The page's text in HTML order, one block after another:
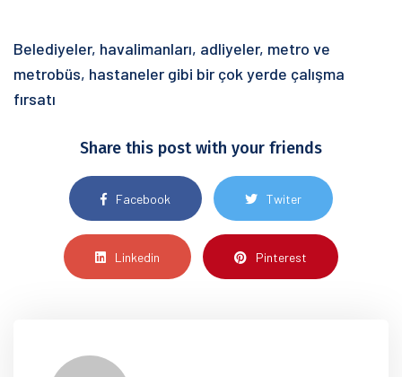
Belediyeler, havalimanları, adliyeler, metro ve
metrobüs, hastaneler gibi bir çok yerde çalışma
fırsatı
Share this post with your friends
Facebook Twiter
Linkedin Pinterest